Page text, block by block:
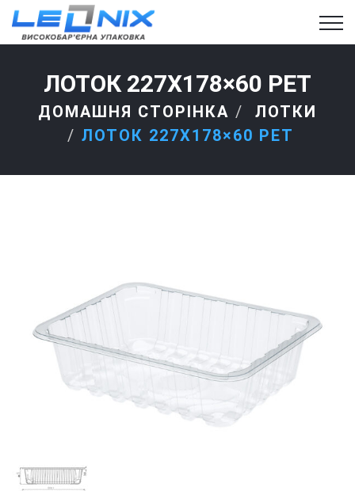
ЛОТОК 227Х178×60 РЕТ
ДОМАШНЯ СТОРІНКА
ЛОТКИ
ЛОТОК 227Х178×60 РЕТ